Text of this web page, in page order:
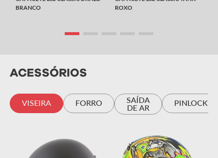
BRANCO
ROXO
ACESSÓRIOS
VISEIRA FORRO
SAÍDA
DE AR
PINLOCK